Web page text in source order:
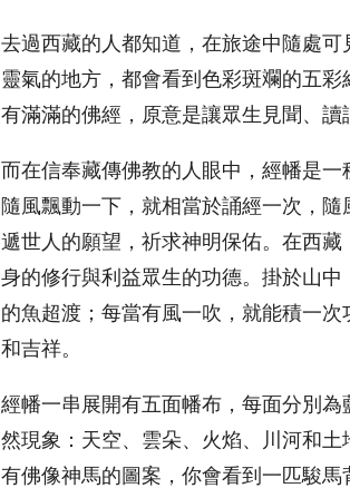
去過西藏的人都知道，在旅途中隨處
靈氣的地方，都會看到色彩斑斕的五
有滿滿的佛經，原意是讓眾生見聞、讀
而在信奉藏傳佛教的人眼中，經幡是
隨風飄動一下，就相當於誦經一次，
遞世人的願望，祈求神明保佑。在西
身的修行與利益眾生的功德。掛於山
的魚超渡；每當有風一吹，就能積一
和吉祥。
經幡一串展開有五面幡布，每面分別
然現象：天空、雲朵、火焰、川河和
有佛像神馬的圖案，你會看到一匹駿